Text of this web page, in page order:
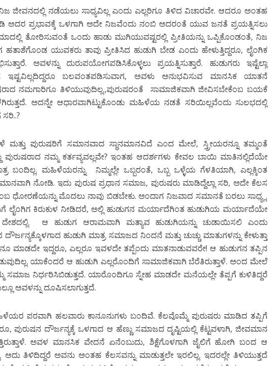
ಜೀವನದಲ್ಲಿ ನಡೆಯಲು ಸಾಧ್ಯವಿಲ್ಲ ಎಂದು ಎಲ್ಲರಿಗೂ ತಿಳಿದ ವಿಚಾರವೇ. ಆದರೂ ಅಂತಹ
ಅದರ ಪ್ರಭಾವಕ್ಕೆ ಒಳಗಾಗಿ ಅದೇ ನಿಜವೆಂದು ನಂಬಿ ಅದರಂತೆ ಯುವ ಜನತೆ ಪ್ರಯತ್ನಿಸಲು
ತೋರಿಸುವಂತೆ ಒಂದು ಹಾಡು ಮುಗಿಯುವಷ್ಟರಲ್ಲಿ ಪ್ರೀತಿಯನ್ನು ಒಪ್ಪಿಕೊಂಡಂತೆ, ನಿಜ
ಹತಾಶೆಗೊಂಡ ಯುವಕರು ತಾವು ಪ್ರೀತಿಸಿದ ಹುಡುಗಿ ಬೇಡ ಎಂದು ಹೇಳುತ್ತಿದ್ದರೂ, ಲೈಂಗಿಕ
ಅವಳನ್ನು ದುರುಪಯೋಗಪಡಿಸಿಕೊಳ್ಳಲು ಪ್ರಯತ್ನಿಸುತ್ತಾರೆ. ಹುಡುಗರು ಇಷ್ಟೆಲ್ಲಾ
ಇಷ್ಟವಿಲ್ಲದಿದ್ದರೂ ಬಲವಂತಪಡಿಸುವಾಗ, ಅವಳು ಅನುಭವಿಸುವ ಮಾನಸಿಕ ಯಾತನೆ
ನಮಗಾರಿಗೂ ತಿಳಿಯುವುದಿಲ್ಲ.,ಪುರುಷರಂತೆ ಸಾಮಾಜಿಕವಾಗಿ ಜೀವಿಸಬೇಕೆಂಬ ಬಯಕೆ
ಅದನ್ನೇ ಆಧಾರವಾಗಿಟ್ಟುಕೊಂಡು ಮಹಿಳೆಯ ನಡತೆ ಸರಿಯಿಲ್ಲವೆಂದು ಸುಲಭದಲ್ಲಿ
ಪುರುಷರಿಗೆ ಸಮಾನವಾದ ಸ್ಥಾನಮಾನವಿದೆ ಎಂದ ಮೇಲೆ, ಸ್ತ್ರೀಯರನ್ನೂ ತಮ್ಮಂತೆ
ಪುರುಷರಾದ ನಮ್ಮ ಕರ್ತವ್ಯವಲ್ಲವೇ? ಇಂತಹ ಆದರ್ಶಗಳು ಕೇವಲ ಬಾಯಿ ಮಾತಿನಲ್ಲಿದೆಯೇ
ಬಂದಿಲ್ಲ. ಮಹಿಳೆಯರನ್ನು ನಿಮ್ಮಲ್ಲೇ ಒಬ್ಬರಂತೆ, ಒಬ್ಬ ಒಳ್ಳೆಯ ಗೆಳತಿಯಾಗಿ, ಎಲ್ಲಕ್ಕಿಂತ
ನೋಡಿ. ಇದು ಪುರುಷ ಪ್ರಧಾನ ಸಮಾಜ, ಪುರುಷರು ಮಾಡಿದ್ದೆಲ್ಲಾ ಸರಿ, ಅದೇ ಕೆಲಸ
ಧೋರಣೆಯನ್ನು ಮೊದಲು ನಾವು ಬಿಡಬೇಕು. ಅಂದಾಗ ನಿಜವಾದ ಸಮಾನತೆ ಬರಲು ಸಾಧ್ಯ್ಲ.
ಲೈಂಗಿಗ ಕಿರುಕುಳ ನೀಡಿದರೆ, ಅಲ್ಲಿ ಹುಡುಗನ ಮರ್ಯಾದೆಗಿಂತ ಹುಡುಗಿಯ ಮರ್ಯಾದೆಯೇ
ದೇಶದಲ್ಲಿ. ಆ ಹುಡುಗ ಆರಾಮವಾಗಿ ಮತ್ಯಾವ ಹುಡುಗಿಯನ್ನು ಚುಡಾಯಿಸಲಿ ಎಂದು
ಹುಡುಗಿ ಮಾತ್ರ ಸಮಾಜದ ನಿಂದನೆ ಮತ್ತು ಚುಚ್ಚು ಮಾತುಗಳನ್ನು ಕೇಳುತ್ತಾ
ಮಾಡದೇ ಇದ್ದರೂ, ಎಲ್ಲರೂ ಇವಳದೇ ತಪ್ಪೆಂದು ಮಾತನಾಡುವವರೇ! ಆ ಹುಡುಗನ ತಪ್ಪಿನ
ಯಾಕೆಂದರೆ ಆ ಹುಡುಗಿ ಎಲ್ಲರೊಂದಿಗೆ ಸಾಮಾಜಿಕವಾಗಿ ಬೆರೆತಿರುತ್ತಾಳೆ. ಅಂದ ಮೇಲೆ
ಸಮಾಜ ನಿರ್ಧರಿಸಿಬಿಡುತ್ತದೆ. ಯಾರೊಂದಿಗೂ ಸ್ನೇಹ ಮಾಡದೇ ಮನೆಯಲ್ಲೇ ತೆಪ್ಪಗೆ ಕುಳಿತಿದ್ದರೆ
ಅವಳನ್ನು ದೂಷಿಸಲಾಗುತ್ತದೆ.
ಪರವಾಗಿ ಹಲವಾರು ಕಾನೂನುಗಳು ಬಂದಿವೆ. ಕೆಲವೊಮ್ಮೆ ಪುರುಷರು ಮಾಡಿದ ತಪ್ಪಿಗೆ
ಪುರುಷನ ದೌರ್ಜನ್ಯಕ್ಕೆ ಒಳಗಾದ ಆ ಹೆಣ್ಣು ಸಮಾಜದ ದೃಷ್ಟಿಯಲ್ಲಿ ಕೆಟ್ಟವಳಾಗಿ, ಜೀವಮಾನ
ಅವಳ ಮಾನಸಿಕ ವೇದನೆ ಏನೆಂಬುದು, ಶಿಕ್ಷೆಗೊಳಗಾಗಿ ಜೈಲಿಗೆ ಹೋಗಿ ಬಂದ ಆ
ಅದು ತಿಳಿದಿದ್ದರೆ ಅವನು ಅಂತಹ ಕೆಲಸವನ್ನು ಮಾಡುತ್ತಲೇ ಇರಲಿಲ್ಲ. ಇದರಲ್ಲೇ ತಿಳಿಯುತ್ತದೆ